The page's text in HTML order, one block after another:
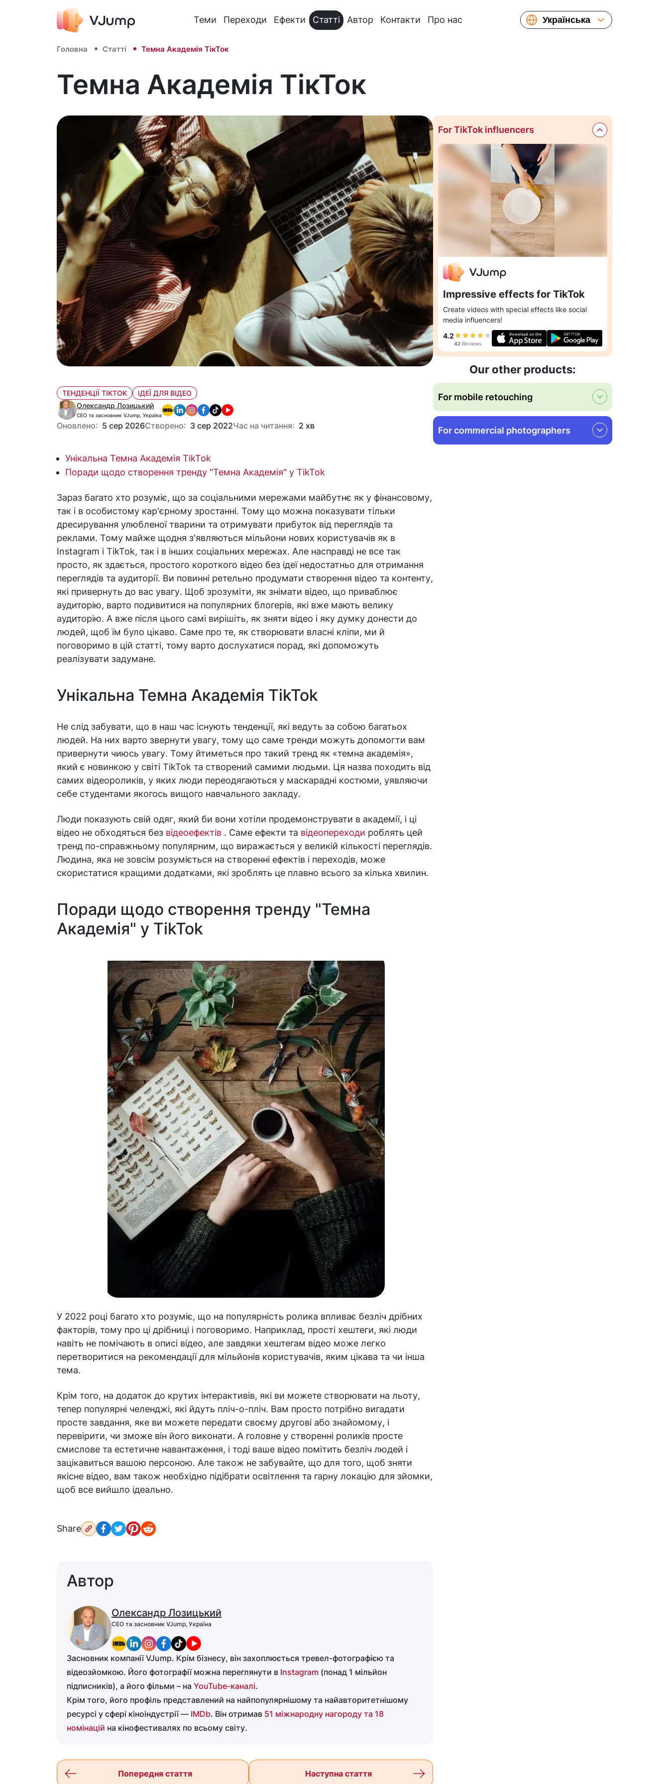
Теми Переходи Ефекти Статті Автор Контакти Про нас
Українська
Головна Статті Темна Академія ТікТок
Темна Академія ТікТок
ТЕНДЕНЦІЇ TIKTOK
ІДЕЇ ДЛЯ ВІДЕО
Олександр Лозицький
CEO та засновник VJump, Україна
Оновлено: 5 сер 2026Створено: 3 сер 2022Час на читання: 2 хв
Унікальна Темна Академія TikTok
Поради щодо створення тренду "Темна Академія" у TikTok
Зараз багато хто розуміє, що за соціальними мережами майбутнє як у фінансовому,
так і в особистому кар'єрному зростанні. Тому що можна показувати тільки
дресирування улюбленої тварини та отримувати прибуток від переглядів та
реклами. Тому майже щодня з'являються мільйони нових користувачів як в
Instagram і TikTok, так і в інших соціальних мережах. Але насправді не все так
просто, як здається, простого короткого відео без ідеї недостатньо для отримання
переглядів та аудиторії. Ви повинні ретельно продумати створення відео та контенту,
які привернуть до вас увагу. Щоб зрозуміти, як знімати відео, що приваблює
аудиторію, варто подивитися на популярних блогерів, які вже мають велику
аудиторію. А вже після цього самі вирішіть, як зняти відео і яку думку донести до
людей, щоб їм було цікаво. Саме про те, як створювати власні кліпи, ми й
поговоримо в цій статті, тому варто дослухатися порад, які допоможуть
реалізувати задумане.
Унікальна Темна Академія TikTok
Не слід забувати, що в наш час існують тенденції, які ведуть за собою багатьох
людей. На них варто звернути увагу, тому що саме тренди можуть допомогти вам
привернути чиюсь увагу. Тому йтиметься про такий тренд як «темна академія»,
який є новинкою у світі TikTok та створений самими людьми. Ця назва походить від
самих відеороликів, у яких люди переодягаються у маскарадні костюми, уявляючи
себе студентами якогось вищого навчального закладу.
Люди показують свій одяг, який би вони хотіли продемонструвати в академії, і ці
відео не обходяться без відеоефектів . Саме ефекти та відеопереходи роблять цей
тренд по-справжньому популярним, що виражається у великій кількості переглядів.
Людина, яка не зовсім розуміється на створенні ефектів і переходів, може
скористатися кращими додатками, які зроблять це плавно всього за кілька хвилин.
Поради щодо створення тренду "Темна
Академія" у TikTok
У 2022 році багато хто розуміє, що на популярність ролика впливає безліч дрібних
факторів, тому про ці дрібниці і поговоримо. Наприклад, прості хештеги, які люди
навіть не помічають в описі відео, але завдяки хештегам відео може легко
перетворитися на рекомендації для мільйонів користувачів, яким цікава та чи інша
тема.
Крім того, на додаток до крутих інтерактивів, які ви можете створювати на льоту,
тепер популярні челенджі, які йдуть пліч-о-пліч. Вам просто потрібно вигадати
просте завдання, яке ви можете передати своєму другові або знайомому, і
перевірити, чи зможе він його виконати. А головне у створенні роликів просте
смислове та естетичне навантаження, і тоді ваше відео помітить безліч людей і
зацікавиться вашою персоною. Але також не забувайте, що для того, щоб зняти
якісне відео, вам також необхідно підібрати освітлення та гарну локацію для зйомки,
щоб все вийшло ідеально.
Share
Автор
Олександр Лозицький
CEO та засновник VJump, Україна
Засновник компанії VJump. Крім бізнесу, він захоплюється тревел-фотографією та
відеозйомкою. Його фотографії можна переглянути в Instagram (понад 1 мільйон
підписників), а його фільми – на YouTube-каналі.
Крім того, його профіль представлений на найпопулярнішому та найавторитетнішому
ресурсі у сфері кіноіндустрії — IMDb. Він отримав 51 міжнародну нагороду та 18
номінацій на кінофестивалях по всьому світу.
Попередня стаття Наступна стаття
For TikTok influencers
Impressive effects for TikTok
Create videos with special effects like social
media influencers!
4.2
42Reviews
Our other products:
For mobile retouching
For commercial photographers